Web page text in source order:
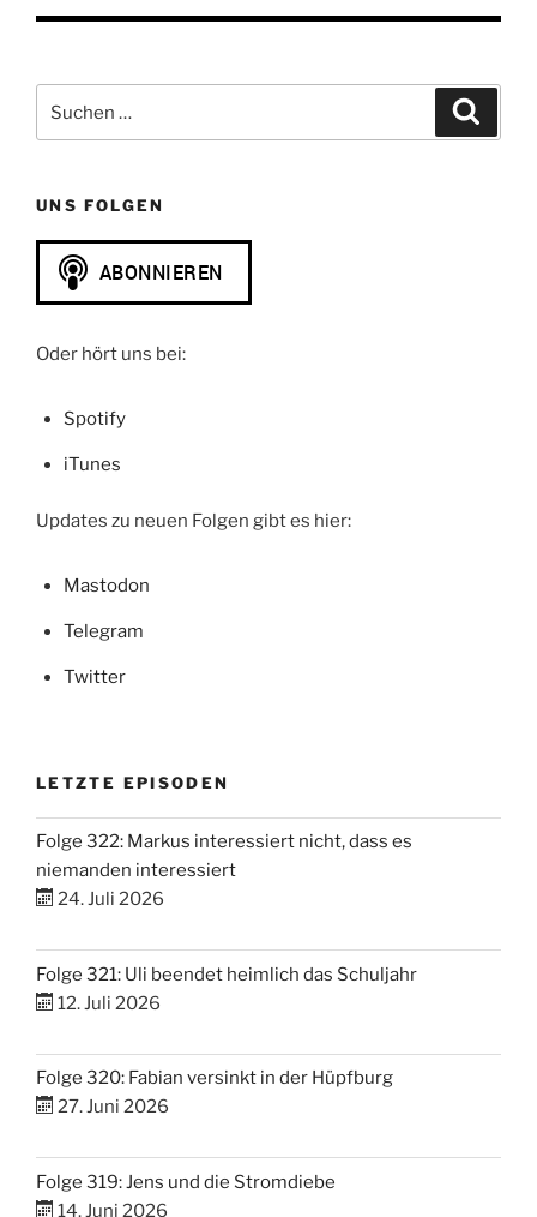
Fabian
Frau
Kühlschrank“
nach:
UNS FOLGEN
Oder hört uns bei:
Spotify
iTunes
Updates zu neuen Folgen gibt es hier:
Mastodon
Telegram
Twitter
LETZTE EPISODEN
Folge 322: Markus interessiert nicht, dass es
niemanden interessiert
24. Juli 2026
Folge 321: Uli beendet heimlich das Schuljahr
12. Juli 2026
Folge 320: Fabian versinkt in der Hüpfburg
27. Juni 2026
Folge 319: Jens und die Stromdiebe
14. Juni 2026